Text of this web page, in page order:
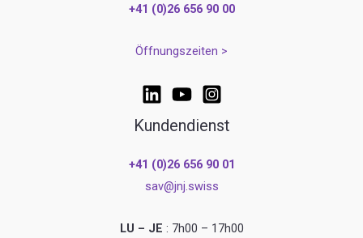
+41 (0)26 656 90 00
Öffnungszeiten >
Kundendienst
+41 (0)26 656 90 01
sav@jnj.swiss
LU – JE : 7h00 – 17h00